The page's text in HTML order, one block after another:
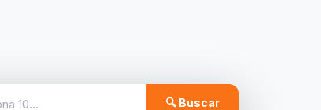
🔍 Buscar